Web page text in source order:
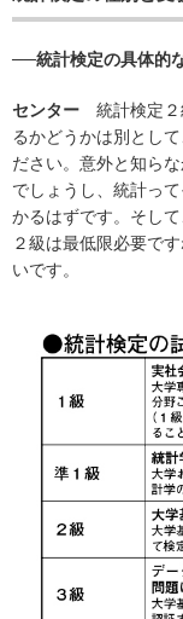
──統計検定の具体的
センター 統計検定２
るかどうかは別とし
ださい。意外と知ら
でしょうし、統計っ
かるはずです。そし
２級は最低限必要で
いです。